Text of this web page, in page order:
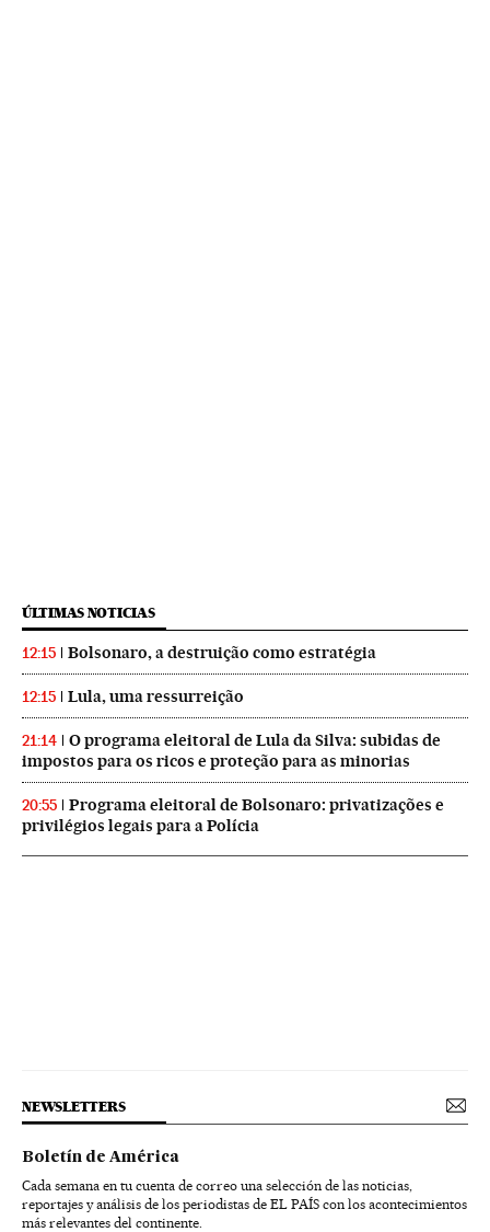
ÚLTIMAS NOTICIAS
12:15 Bolsonaro, a destruição como estratégia
12:15 Lula, uma ressurreição
21:14
O programa eleitoral de Lula da Silva: subidas de
impostos para os ricos e proteção para as minorias
20:55
Programa eleitoral de Bolsonaro: privatizações e
privilégios legais para a Polícia
NEWSLETTERS
Boletín de América
Cada semana en tu cuenta de correo una selección de las noticias,
reportajes y análisis de los periodistas de EL PAÍS con los acontecimientos
más relevantes del continente.